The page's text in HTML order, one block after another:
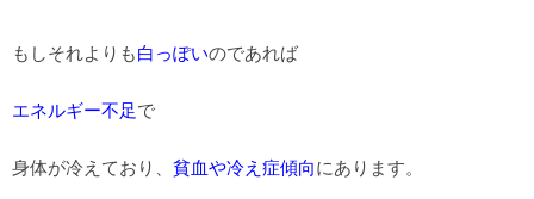
もしそれよりも白っぽいのであれば
エネルギー不足で
身体が冷えており、 貧血や冷え症傾向にあります。